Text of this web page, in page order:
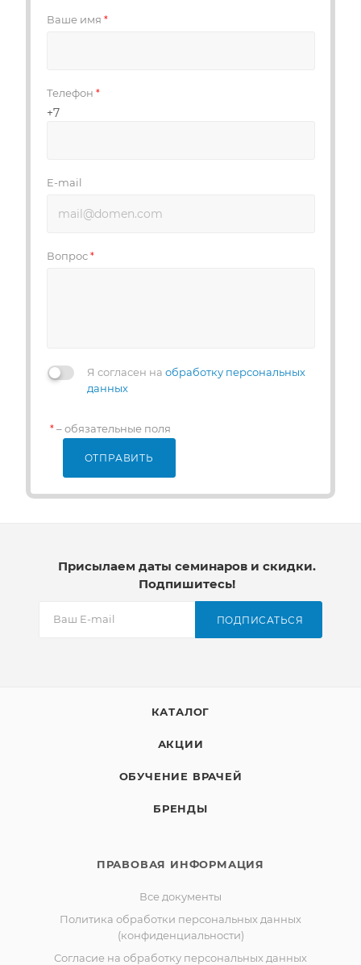
Ваше имя *
Телефон *
+7
E-mail
Вопрос *
Я согласен на обработку персональных
данных
ОТПРАВИТЬ
*– обязательные поля
Присылаем даты семинаров и скидки.
Подпишитесь!
ПОДПИСАТЬСЯ
КАТАЛОГ
АКЦИИ
ОБУЧЕНИЕ ВРАЧЕЙ
БРЕНДЫ
ПРАВОВАЯ ИНФОРМАЦИЯ
Все документы
Политика обработки персональных данных
(конфиденциальности)
Согласие на обработку персональных данных